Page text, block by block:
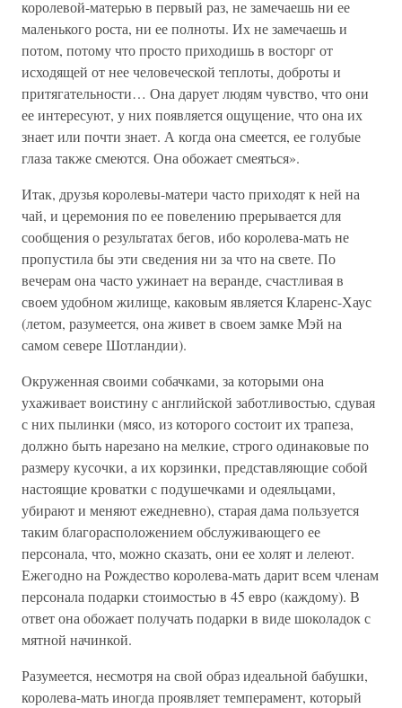
королевой-матерью в первый раз, не замечаешь ни ее
маленького роста, ни ее полноты. Их не замечаешь и
потом, потому что просто приходишь в восторг от
исходящей от нее человеческой теплоты, доброты и
притягательности… Она дарует людям чувство, что они
ее интересуют, у них появляется ощущение, что она их
знает или почти знает. А когда она смеется, ее голубые
глаза также смеются. Она обожает смеяться».
Итак, друзья королевы-матери часто приходят к ней на
чай, и церемония по ее повелению прерывается для
сообщения о результатах бегов, ибо королева-мать не
пропустила бы эти сведения ни за что на свете. По
вечерам она часто ужинает на веранде, счастливая в
своем удобном жилище, каковым является Кларенс-Хаус
(летом, разумеется, она живет в своем замке Мэй на
самом севере Шотландии).
Окруженная своими собачками, за которыми она
ухаживает воистину с английской заботливостью, сдувая
с них пылинки (мясо, из которого состоит их трапеза,
должно быть нарезано на мелкие, строго одинаковые по
размеру кусочки, а их корзинки, представляющие собой
настоящие кроватки с подушечками и одеяльцами,
убирают и меняют ежедневно), старая дама пользуется
таким благорасположением обслуживающего ее
персонала, что, можно сказать, они ее холят и лелеют.
Ежегодно на Рождество королева-мать дарит всем членам
персонала подарки стоимостью в 45 евро (каждому). В
ответ она обожает получать подарки в виде шоколадок с
мятной начинкой.
Разумеется, несмотря на свой образ идеальной бабушки,
королева-мать иногда проявляет темперамент, который